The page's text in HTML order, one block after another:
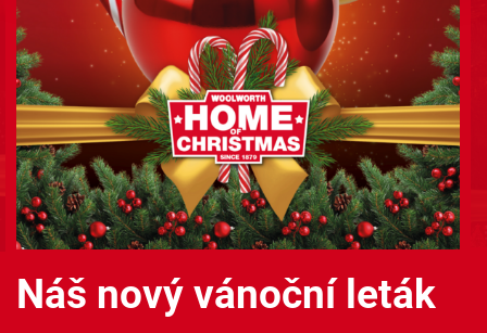
Náš nový vánoční leták